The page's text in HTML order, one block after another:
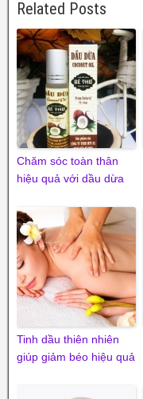
Related Posts
Chăm sóc toàn thân
hiệu quả với dầu dừa
Tinh dầu thiên nhiên
giúp giảm béo hiệu quả